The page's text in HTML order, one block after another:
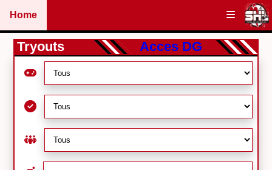
Home
Tryouts Acces DG